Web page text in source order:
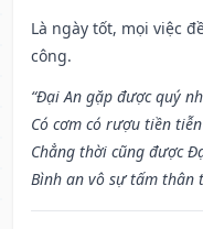
Là ngày tốt, mọi việc
công.
“Đại An gặp được quý
Có cơm có rượu tiền
Chẳng thời cũng được
Bình an vô sự tấm thân